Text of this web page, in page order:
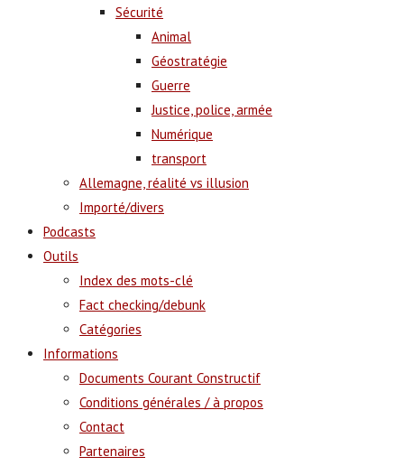
Sécurité
Animal
Géostratégie
Guerre
Justice, police, armée
Numérique
transport
Allemagne, réalité vs illusion
Importé/divers
Podcasts
Outils
Index des mots-clé
Fact checking/debunk
Catégories
Informations
Documents Courant Constructif
Conditions générales / à propos
Contact
Partenaires